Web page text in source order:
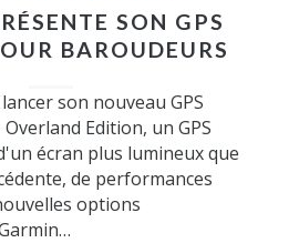
SON GPS
BAROUDEURS
son nouveau GPS
Edition, un GPS
écran plus lumineux que
de performances
options